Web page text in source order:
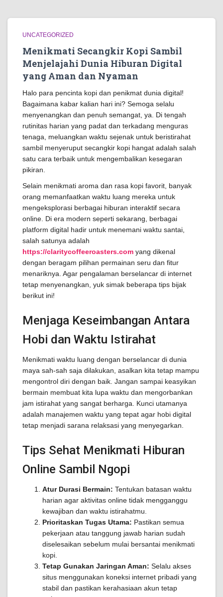
UNCATEGORIZED
Menikmati Secangkir Kopi Sambil
Menjelajahi Dunia Hiburan Digital
yang Aman dan Nyaman
Halo para pencinta kopi dan penikmat dunia digital!
Bagaimana kabar kalian hari ini? Semoga selalu
menyenangkan dan penuh semangat, ya. Di tengah
rutinitas harian yang padat dan terkadang menguras
tenaga, meluangkan waktu sejenak untuk beristirahat
sambil menyeruput secangkir kopi hangat adalah salah
satu cara terbaik untuk mengembalikan kesegaran
pikiran.
Selain menikmati aroma dan rasa kopi favorit, banyak
orang memanfaatkan waktu luang mereka untuk
mengeksplorasi berbagai hiburan interaktif secara
online. Di era modern seperti sekarang, berbagai
platform digital hadir untuk menemani waktu santai,
salah satunya adalah
https://claritycoffeeroasters.com yang dikenal
dengan beragam pilihan permainan seru dan fitur
menariknya. Agar pengalaman berselancar di internet
tetap menyenangkan, yuk simak beberapa tips bijak
berikut ini!
Menjaga Keseimbangan Antara
Hobi dan Waktu Istirahat
Menikmati waktu luang dengan berselancar di dunia
maya sah-sah saja dilakukan, asalkan kita tetap mampu
mengontrol diri dengan baik. Jangan sampai keasyikan
bermain membuat kita lupa waktu dan mengorbankan
jam istirahat yang sangat berharga. Kunci utamanya
adalah manajemen waktu yang tepat agar hobi digital
tetap menjadi sarana relaksasi yang menyegarkan.
Tips Sehat Menikmati Hiburan
Online Sambil Ngopi
Atur Durasi Bermain: Tentukan batasan waktu
harian agar aktivitas online tidak mengganggu
kewajiban dan waktu istirahatmu.
Prioritaskan Tugas Utama: Pastikan semua
pekerjaan atau tanggung jawab harian sudah
diselesaikan sebelum mulai bersantai menikmati
kopi.
Tetap Gunakan Jaringan Aman: Selalu akses
situs menggunakan koneksi internet pribadi yang
stabil dan pastikan kerahasiaan akun tetap